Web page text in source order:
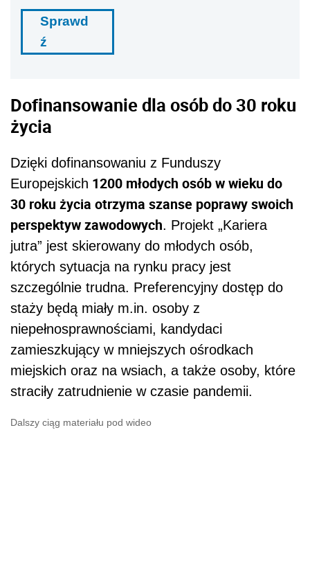
Sprawd
ź
Dofinansowanie dla osób do 30 roku
życia
Dzięki dofinansowaniu z Funduszy
Europejskich 1200 młodych osób w wieku do
30 roku życia otrzyma szanse poprawy swoich
perspektyw zawodowych. Projekt „Kariera
jutra” jest skierowany do młodych osób,
których sytuacja na rynku pracy jest
szczególnie trudna. Preferencyjny dostęp do
staży będą miały m.in. osoby z
niepełnosprawnościami, kandydaci
zamieszkujący w mniejszych ośrodkach
miejskich oraz na wsiach, a także osoby, które
straciły zatrudnienie w czasie pandemii.
Dalszy ciąg materiału pod wideo